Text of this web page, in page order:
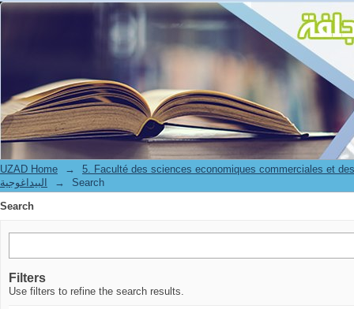
Search
UZAD Home →
5. Faculté des sciences economiques commerciales et
البيداغوجية
→
Search
Search
Filters
Use filters to refine the search results.